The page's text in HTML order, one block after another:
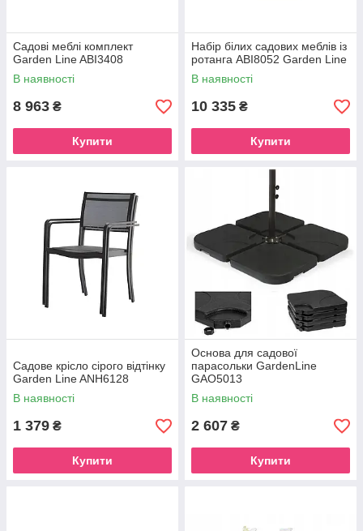
Садові меблі комплект
Garden Line ABI3408
В наявності
8 963 ₴
Купити
Набір білих садових меблів із
ротанга ABI8052 Garden Line
В наявності
10 335 ₴
Купити
Садове крісло сірого відтінку
Garden Line ANH6128
В наявності
1 379 ₴
Купити
Основа для садової
парасольки GardenLine
GAO5013
В наявності
2 607 ₴
Купити